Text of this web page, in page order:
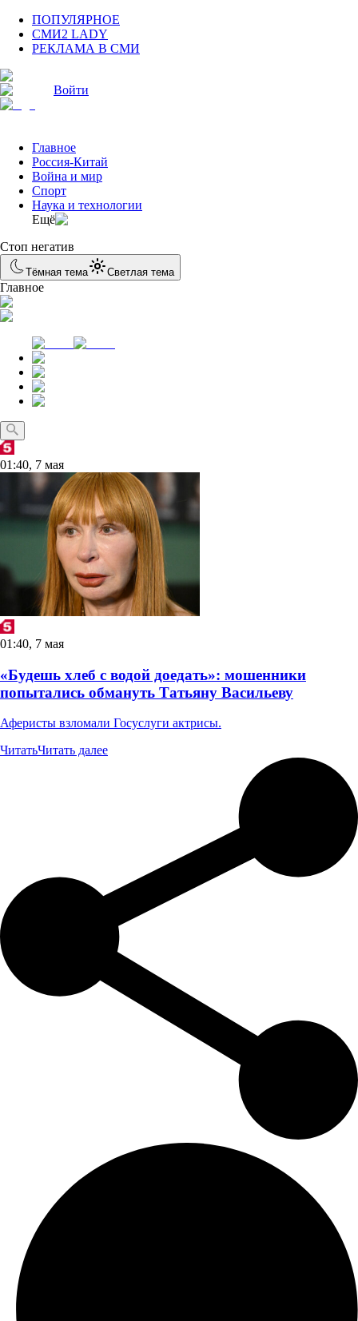
ПОПУЛЯРНОЕ
СМИ2 LADY
РЕКЛАМА В СМИ
Войти
Главное
Россия-Китай
Война и мир
Спорт
Наука и технологии
Eщё
Стоп негатив
Тёмная тема Светлая тема
Главное
01:40, 7 мая
01:40, 7 мая
«Будешь хлеб с водой доедать»: мошенники
попытались обмануть Татьяну Васильеву
Аферисты взломали Госуслуги актрисы.
ЧитатьЧитать далее